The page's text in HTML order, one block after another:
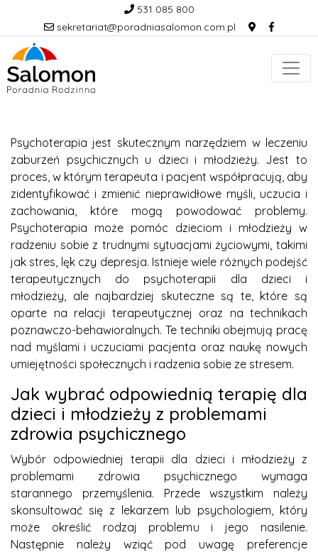
531 085 800
sekretariat@poradniasalomon.com.pl
Psychoterapia jest skutecznym narzędziem w leczeniu
zaburzeń psychicznych u dzieci i młodzieży. Jest to
proces, w którym terapeuta i pacjent współpracują, aby
zidentyfikować i zmienić nieprawidłowe myśli, uczucia i
zachowania, które mogą powodować problemy.
Psychoterapia może pomóc dzieciom i młodzieży w
radzeniu sobie z trudnymi sytuacjami życiowymi, takimi
jak stres, lęk czy depresja. Istnieje wiele różnych podejść
terapeutycznych do psychoterapii dla dzieci i
młodzieży, ale najbardziej skuteczne są te, które są
oparte na relacji terapeutycznej oraz na technikach
poznawczo-behawioralnych. Te techniki obejmują pracę
nad myślami i uczuciami pacjenta oraz naukę nowych
umiejętności społecznych i radzenia sobie ze stresem.
Jak wybrać odpowiednią terapię dla
dzieci i młodzieży z problemami
zdrowia psychicznego
Wybór odpowiedniej terapii dla dzieci i młodzieży z
problemami zdrowia psychicznego wymaga
starannego przemyślenia. Przede wszystkim należy
skonsultować się z lekarzem lub psychologiem, który
może określić rodzaj problemu i jego nasilenie.
Następnie należy wziąć pod uwagę preferencje